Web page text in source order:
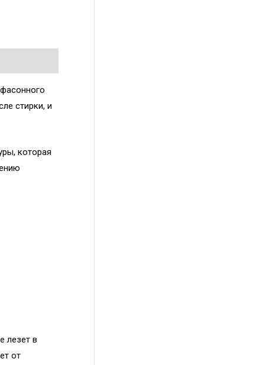
стирки, и
которая
лезет в
от